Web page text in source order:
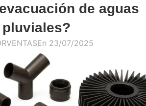
de aguas
pluviales?
En 23/07/2025